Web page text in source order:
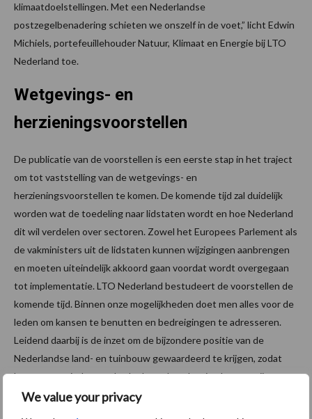
We value your privacy
klimaatdoelstellingen. Met een Nederlandse
postzegelbenadering schieten we onszelf in de voet,” licht Edwin
Michiels, portefeuillehouder Natuur, Klimaat en Energie bij LTO
Nederland toe.
Wetgevings- en
herzieningsvoorstellen
De publicatie van de voorstellen is een eerste stap in het traject
om tot vaststelling van de wetgevings- en
herzieningsvoorstellen te komen. De komende tijd zal duidelijk
worden wat de toedeling naar lidstaten wordt en hoe Nederland
dit wil verdelen over sectoren. Zowel het Europees Parlement als
de vakministers uit de lidstaten kunnen wijzigingen aanbrengen
en moeten uiteindelijk akkoord gaan voordat wordt overgegaan
tot implementatie. LTO Nederland bestudeert de voorstellen de
komende tijd. Binnen onze mogelijkheden doet men alles voor de
leden om kansen te benutten en bedreigingen te adresseren.
Leidend daarbij is de inzet om de bijzondere positie van de
Nederlandse land- en tuinbouw gewaardeerd te krijgen, zodat
boeren en tuinders onderdeel van de oplossing kunnen zijn.
Bron:LTO Nederland